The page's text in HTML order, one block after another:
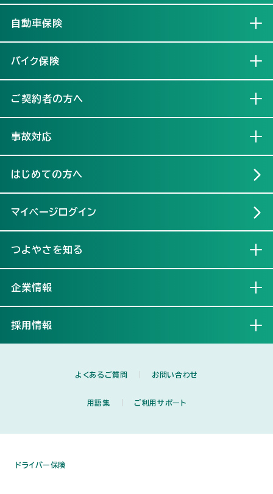
自動車保険
バイク保険
ご契約者の方へ
事故対応
はじめての方へ
マイページログイン
つよやさを知る
企業情報
採用情報
よくあるご質問 お問い合わせ
用語集 ご利用サポート
ドライバー保険